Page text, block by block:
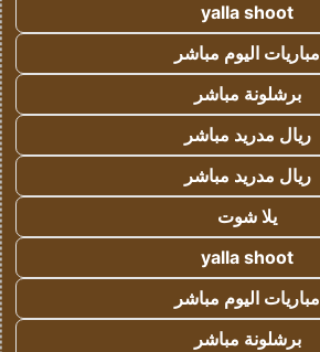
yalla shoot
مباريات اليوم مباشر
برشلونة مباشر
ريال مدريد مباشر
ريال مدريد مباشر
يلا شوت
yalla shoot
مباريات اليوم مباشر
برشلونة مباشر